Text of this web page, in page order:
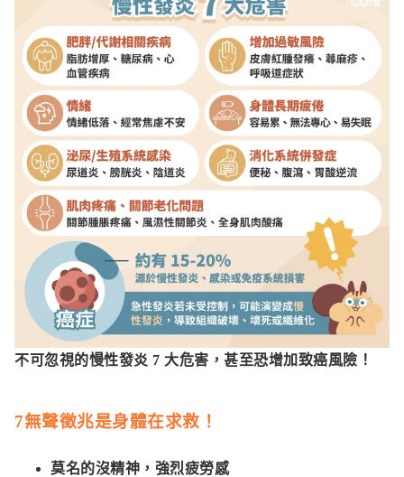
不可忽視的慢性發炎 7 大危害，甚至恐增加致癌風險！
7無聲徵兆是身體在求救！
莫名的沒精神，強烈疲勞感